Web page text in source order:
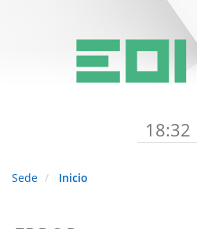
18:32
Sede Inicio